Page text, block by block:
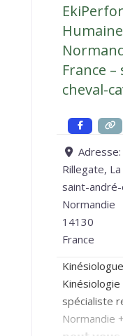
France
cheval-
Adresse:
Rillegate,
saint-
Normandie
14130
France
spécialiste
Normandie